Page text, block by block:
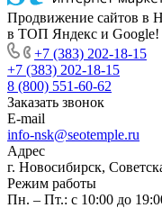
Продвижение сайтов в
в ТОП Яндекс и Google!
+7 (383) 202-18-15
+7 (383) 202-18-15
8 (800) 551-60-62
Заказать звонок
E-mail
info-nsk@seotemple.ru
Адрес
г. Новосибирск,
Режим работы
Пн. – Пт.: с 10:00 до